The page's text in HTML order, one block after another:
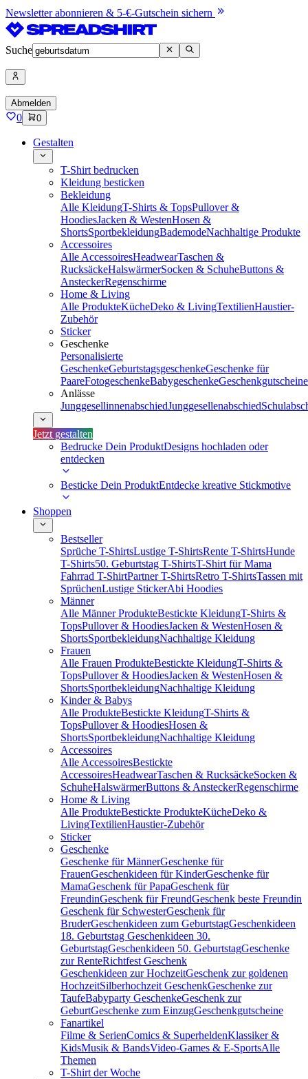
Newsletter abonnieren & 5-€-Gutschein sichern
Suche
Abmelden
0 0
Gestalten
T-Shirt bedrucken
Kleidung besticken
Bekleidung
Alle KleidungT-Shirts & TopsPullover &
HoodiesJacken & WestenHosen &
ShortsSportbekleidungBademodeNachhaltige Produkte
Accessoires
Alle AccessoiresHeadwearTaschen &
RucksäckeHalswärmerSocken & SchuheButtons &
AnsteckerRegenschirme
Home & Living
Alle ProdukteKücheDeko & LivingTextilienHaustier-
Zubehör
Sticker
Geschenke
Personalisierte
GeschenkeGeburtstagsgeschenkeGeschenke für
PaareFotogeschenkeBabygeschenkeGeschenkgutscheine
Anlässe
JunggesellinnenabschiedJunggesellenabschied
Jetzt gestalten
Bedrucke Dein ProduktDesigns hochladen oder
entdecken
Besticke Dein ProduktEntdecke kreative Stickmotive
Shoppen
Bestseller
Sprüche T-ShirtsLustige T-ShirtsRente T-ShirtsHunde
T-Shirts50. Geburtstag T-ShirtsT-Shirt für Mama
Fahrrad T-ShirtPartner T-ShirtsRetro T-ShirtsTassen mit
SprüchenLustige StickerAbi Hoodies
Männer
Alle Männer ProdukteBestickte KleidungT-Shirts &
TopsPullover & HoodiesJacken & WestenHosen &
ShortsSportbekleidungNachhaltige Kleidung
Frauen
Alle Frauen ProdukteBestickte KleidungT-Shirts &
TopsPullover & HoodiesJacken & WestenHosen &
ShortsSportbekleidungNachhaltige Kleidung
Kinder & Babys
Alle ProdukteBestickte KleidungT-Shirts &
TopsPullover & HoodiesHosen &
ShortsSportbekleidungNachhaltige Kleidung
Accessoires
Alle AccessoiresBestickte
AccessoiresHeadwearTaschen & RucksäckeSocken &
SchuheHalswärmerButtons & AnsteckerRegenschirme
Home & Living
Alle ProdukteBestickte ProdukteKücheDeko &
LivingTextilienHaustier-Zubehör
Sticker
Geschenke
Geschenke für MännerGeschenke für
FrauenGeschenkideen für KinderGeschenke für
MamaGeschenk für PapaGeschenk für
FreundinGeschenk für FreundGeschenk beste Freundin
Geschenk für SchwesterGeschenk für
BruderGeschenkideen zum GeburtstagGeschenkideen
18. Geburtstag Geschenkideen 30.
GeburtstagGeschenkideen 50. GeburtstagGeschenke
zur RenteRichtfest Geschenk
Geschenkideen zur HochzeitGeschenk zur goldenen
HochzeitSilberhochzeit GeschenkGeschenke zur
TaufeBabyparty GeschenkeGeschenk zur
GeburtGeschenke zum EinzugGeschenkgutscheine
Fanartikel
Filme & SerienComics & SuperheldenKlassiker &
KidsMusik & BandsVideo-Games & E-SportsAlle
Themen
T-Shirt der Woche